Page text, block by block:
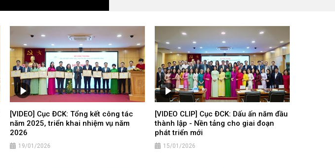
[VIDEO] Cục ĐCK: Tổng kết công tác
năm 2025, triển khai nhiệm vụ năm
2026
19/01/2026
[VIDEO CLIP] Cục ĐCK: Dấu ấn năm đầu
thành lập - Nền tảng cho giai đoạn
phát triển mới
15/01/2026